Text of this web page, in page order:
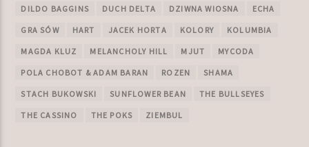
DILDO BAGGINS DUCH DELTA DZIWNA WIOSNA ECHA
GRA SÓW HART JACEK HORTA KOLORY KOLUMBIA
MAGDA KLUZ MELANCHOLY HILL MJUT MYCODA
POLA CHOBOT & ADAM BARAN ROZEN SHAMA
STACH BUKOWSKI SUNFLOWER BEAN THE BULLSEYES
THE CASSINO THE POKS ZIEMBUL